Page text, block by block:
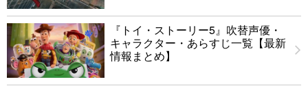
『トイ・ストーリー5』吹替声優・
キャラクター・あらすじ一覧【最新
情報まとめ】